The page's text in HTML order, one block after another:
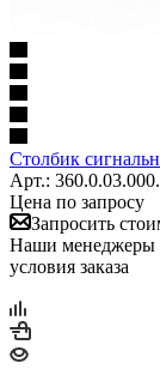
Столбик
Арт.:
Цена по запросу
Запросить
Наши менеджеры
условия заказа